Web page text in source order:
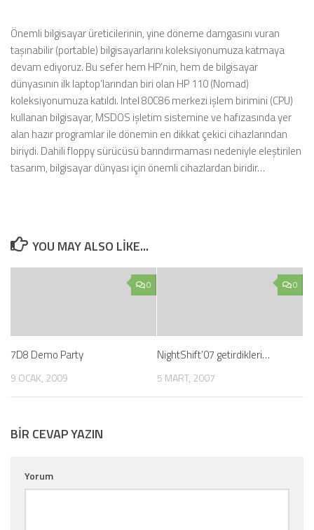
Önemli bilgisayar üreticilerinin, yine döneme damgasını vuran
taşınabilir (portable) bilgisayarlarını koleksiyonumuza katmaya
devam ediyoruz. Bu sefer hem HP’nin, hem de bilgisayar
dünyasının ilk laptop’larından biri olan HP 110 (Nomad)
koleksiyonumuza katıldı. Intel 80C86 merkezi işlem birimini (CPU)
kullanan bilgisayar, MSDOS işletim sistemine ve hafızasında yer
alan hazır programlar ile dönemin en dikkat çekici cihazlarından
biriydi. Dahili floppy sürücüsü barındırmaması nedeniyle eleştirilen
tasarım, bilgisayar dünyası için önemli cihazlardan biridir…
YOU MAY ALSO LIKE...
0
7D8 Demo Party
9 OCAK, 2009
0
NightShift’07 getirdikleri…
5 MART, 2007
BIR CEVAP YAZIN
Yorum